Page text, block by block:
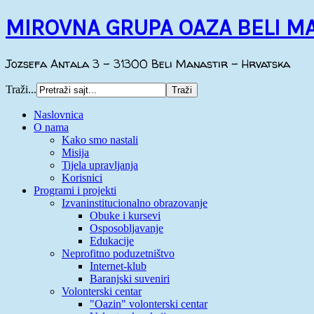
MIROVNA GRUPA OAZA BELI
Jozsefa Antala 3 - 31300 Beli Manastir - Hrvatska
Traži...
Naslovnica
O nama
Kako smo nastali
Misija
Tijela upravljanja
Korisnici
Programi i projekti
Izvaninstitucionalno obrazovanje
Obuke i kursevi
Osposobljavanje
Edukacije
Neprofitno poduzetništvo
Internet-klub
Baranjski suveniri
Volonterski centar
"Oazin" volonterski centar